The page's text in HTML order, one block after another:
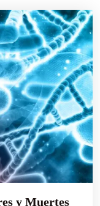
y Muertes